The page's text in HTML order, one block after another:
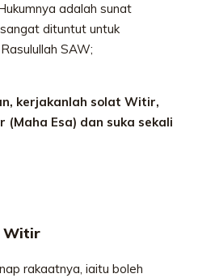
adalah sunat
dituntut untuk
SAW;
kerjakanlah solat Witir,
Esa) dan suka sekali
Witir
rakaatnya, iaitu boleh